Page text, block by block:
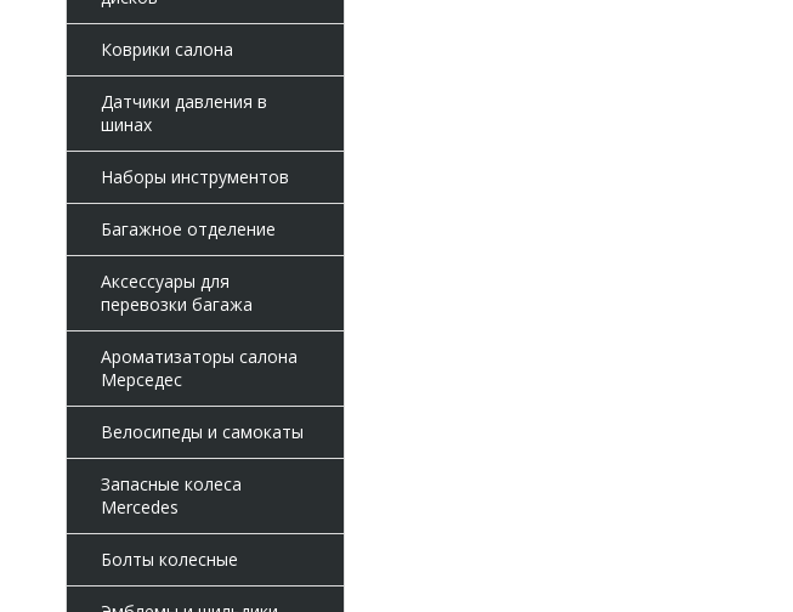
Коврики салона
Датчики давления в
шинах
Наборы инструментов
Багажное отделение
Аксессуары для
перевозки багажа
Ароматизаторы салона
Мерседес
Велосипеды и самокаты
Запасные колеса
Mercedes
Болты колесные